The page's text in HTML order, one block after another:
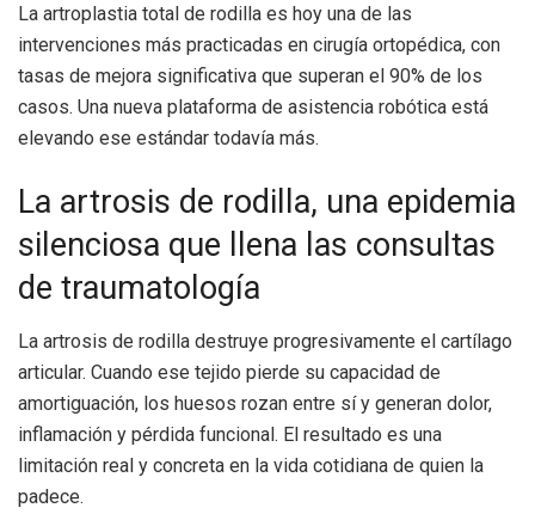
La artroplastia total de rodilla es hoy una de las
intervenciones más practicadas en cirugía ortopédica, con
tasas de mejora significativa que superan el 90% de los
casos. Una nueva plataforma de asistencia robótica está
elevando ese estándar todavía más.
La artrosis de rodilla, una epidemia
silenciosa que llena las consultas
de traumatología
La artrosis de rodilla destruye progresivamente el cartílago
articular. Cuando ese tejido pierde su capacidad de
amortiguación, los huesos rozan entre sí y generan dolor,
inflamación y pérdida funcional. El resultado es una
limitación real y concreta en la vida cotidiana de quien la
padece.